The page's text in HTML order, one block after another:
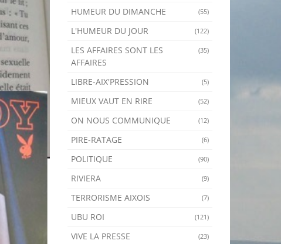
(55)
HUMEUR DU DIMANCHE
(122)
L'HUMEUR DU JOUR
(35)
LES AFFAIRES SONT LES
AFFAIRES
(5)
LIBRE-AIX'PRESSION
(52)
MIEUX VAUT EN RIRE
(12)
ON NOUS COMMUNIQUE
(6)
PIRE-RATAGE
(90)
POLITIQUE
(9)
RIVIERA
(7)
TERRORISME AIXOIS
(121)
UBU ROI
(23)
VIVE LA PRESSE